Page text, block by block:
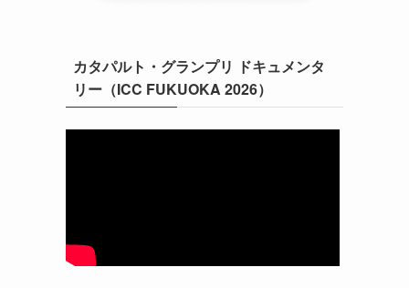
カタパルト・グランプリ ドキュメンタ
リー（ICC FUKUOKA 2026）